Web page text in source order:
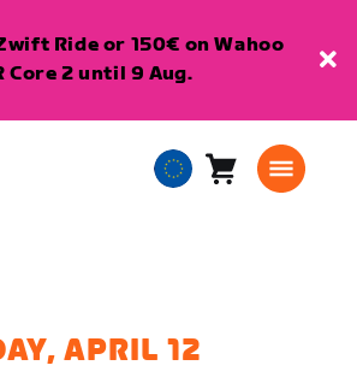
Ride or 150€ on Wahoo
Core 2 until 9 Aug.
EuropeanCart0
APRIL 12